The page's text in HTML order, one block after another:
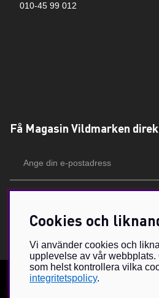
010-45 99 012
Få Magasin Vildmarken
postadress
Cookies och
Vi använder cookies och
upplevelse av vår
som helst kontrollera vilka
integritetspolicy.